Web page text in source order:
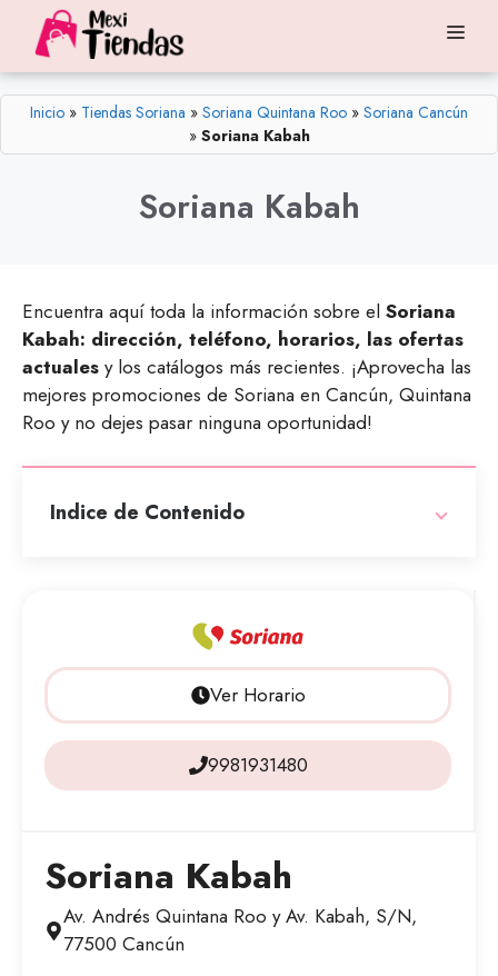
contenido
Inicio » Tiendas Soriana » Soriana Quintana Roo » Soriana Cancún
» Soriana Kabah
Soriana Kabah
Encuentra aquí toda la información sobre el Soriana
Kabah: dirección, teléfono, horarios, las ofertas
actuales y los catálogos más recientes. ¡Aprovecha las
mejores promociones de Soriana en Cancún, Quintana
Roo y no dejes pasar ninguna oportunidad!
Indice de Contenido
Ver Horario
9981931480
Soriana Kabah
Av. Andrés Quintana Roo y Av. Kabah, S/N,
77500 Cancún